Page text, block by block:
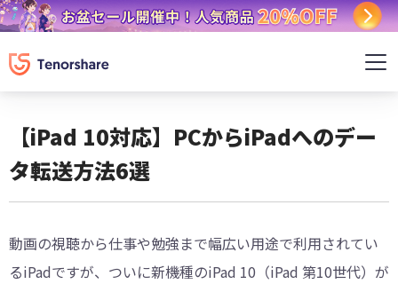
【iPad 10対応】PCからiPadへのデー
タ転送方法6選
動画の視聴から仕事や勉強まで幅広い用途で利用されてい
るiPadですが、ついに新機種のiPad 10（iPad 第10世代）が